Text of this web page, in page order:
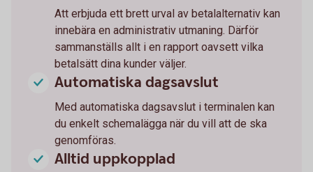
Att erbjuda ett brett urval av betalalternativ kan
innebära en administrativ utmaning. Därför
sammanställs allt i en rapport oavsett vilka
betalsätt dina kunder väljer.
Automatiska dagsavslut
Med automatiska dagsavslut i terminalen kan
du enkelt schemalägga när du vill att de ska
genomföras.
Alltid uppkopplad